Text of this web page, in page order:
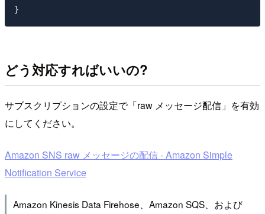
どう対応すればいいの?
サブスクリプションの設定で「raw メッセージ配信」を有効
にしてください。
Amazon SNS raw メッセージの配信 - Amazon Simple
Notification Service
Amazon Kinesis Data Firehose、Amazon SQS、および